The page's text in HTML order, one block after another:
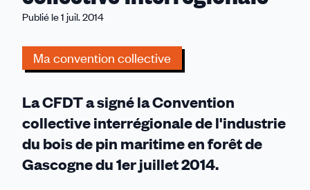
Publié le 1 juil. 2014
Ma convention collective
La CFDT a signé la Convention
collective interrégionale de l'industrie
du bois de pin maritime en forêt de
Gascogne du 1er juillet 2014.